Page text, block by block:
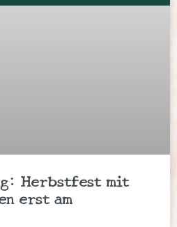
Herbstfest mit
erst am